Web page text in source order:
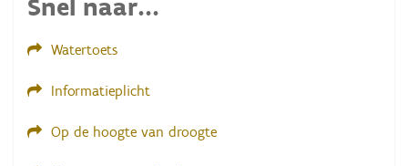
Snel naar...
Watertoets
Informatieplicht
Op de hoogte van droogte